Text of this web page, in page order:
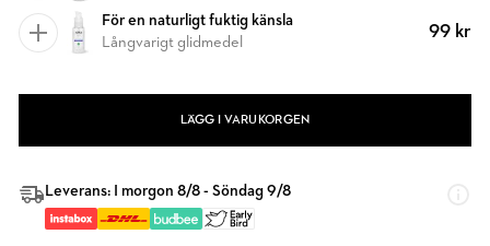
För en naturligt fuktig känsla
Långvarigt glidmedel
99 kr
LÄGG I VARUKORGEN
Leverans: I morgon 8/8 - Söndag 9/8